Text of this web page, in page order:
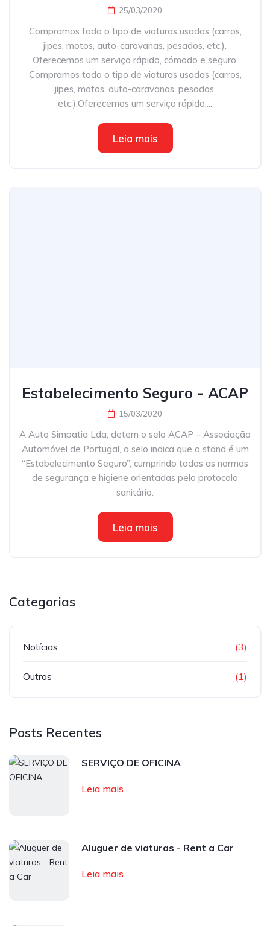
25/03/2020
Compramos todo o tipo de viaturas usadas (carros,
jipes, motos, auto-caravanas, pesados, etc.).
Oferecemos um serviço rápido, cómodo e seguro.
Compramos todo o tipo de viaturas usadas (carros,
jipes, motos, auto-caravanas, pesados,
etc.).Oferecemos um serviço rápido,...
Leia mais
Estabelecimento Seguro - ACAP
15/03/2020
A Auto Simpatia Lda, detem o selo ACAP – Associação
Automóvel de Portugal, o selo indica que o stand é um
“Estabelecimento Seguro”, cumprindo todas as normas
de segurança e higiene orientadas pelo protocolo
sanitário.
Leia mais
Categorias
Notícias (3)
Outros (1)
Posts Recentes
SERVIÇO DE OFICINA
Leia mais
Aluguer de viaturas - Rent a Car
Leia mais